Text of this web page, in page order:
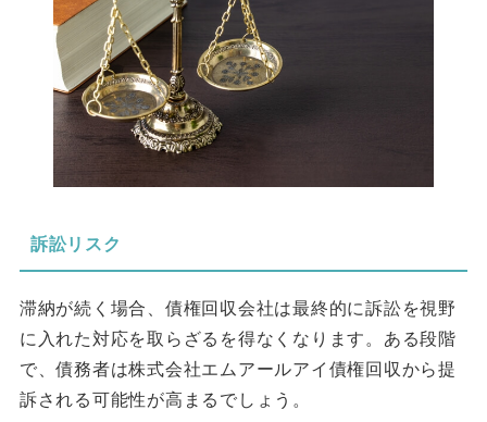
訴訟リスク
滞納が続く場合、債権回収会社は最終的に訴訟を視野
に入れた対応を取らざるを得なくなります。ある段階
で、債務者は株式会社エムアールアイ債権回収から提
訴される可能性が高まるでしょう。